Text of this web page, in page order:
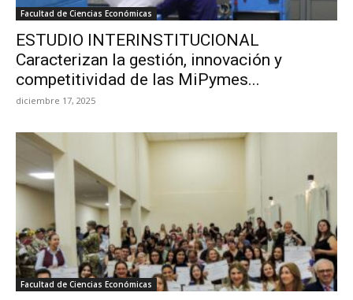
Facultad de Ciencias Económicas
ESTUDIO INTERINSTITUCIONAL
Caracterizan la gestión, innovación y
competitividad de las MiPymes...
diciembre 17, 2025
Facultad de Ciencias Económicas